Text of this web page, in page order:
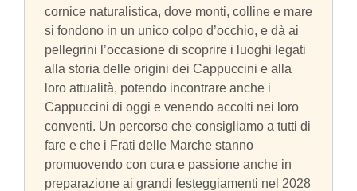
cornice naturalistica, dove monti, colline e mare
si fondono in un unico colpo d’occhio, e dà ai
pellegrini l’occasione di scoprire i luoghi legati
alla storia delle origini dei Cappuccini e alla
loro attualità, potendo incontrare anche i
Cappuccini di oggi e venendo accolti nei loro
conventi. Un percorso che consigliamo a tutti di
fare e che i Frati delle Marche stanno
promuovendo con cura e passione anche in
preparazione ai grandi festeggiamenti nel 2028